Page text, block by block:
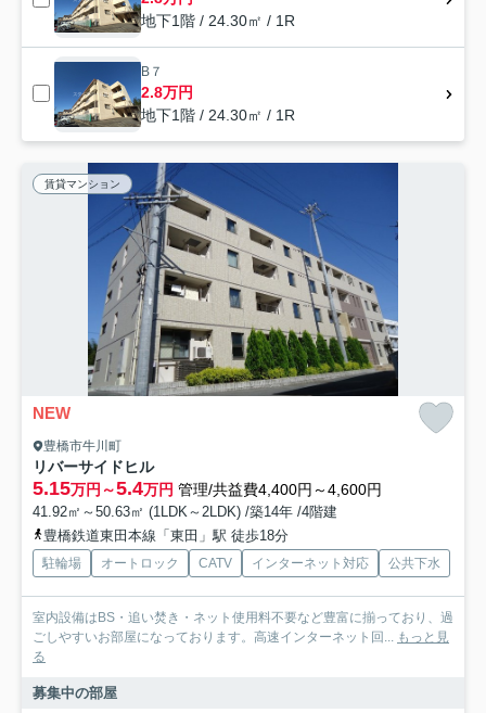
地下1階 / 24.30㎡ / 1R
B７
2.8万円
地下1階 / 24.30㎡ / 1R
賃貸マンション
NEW
豊橋市牛川町
リバーサイドヒル
5.15万円～5.4万円 管理/共益費4,400円～4,600円
41.92㎡～50.63㎡ (1LDK～2LDK) /築14年 /4階建
豊橋鉄道東田本線「東田」駅 徒歩18分
駐輪場 オートロック CATV インターネット対応 公共下水
室内設備はBS・追い焚き・ネット使用料不要など豊富に揃っており、過
ごしやすいお部屋になっております。高速インターネット回...
もっと見
る
募集中の部屋